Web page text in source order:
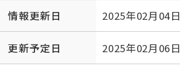
情報更新日 2025年02月04日
更新予定日 2025年02月06日